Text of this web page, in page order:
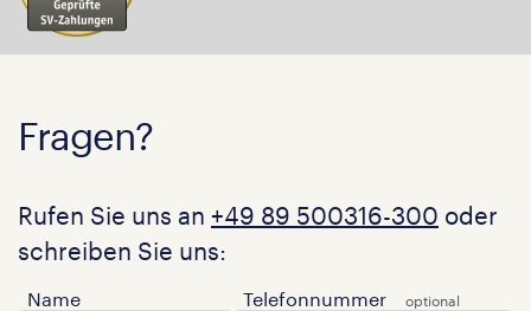
Fragen?
Rufen Sie uns an +49 89 500316-300 oder
schreiben Sie uns:
Name Telefonnummer